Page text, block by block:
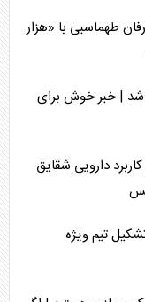
طهماسبی با «هزار
حقوق فروردین ۱۴۰۵ آغاز شد | خبر خوش برای
دارویی شقایق
تیم ویژه